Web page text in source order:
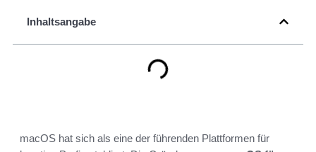
Inhaltsangabe
macOS hat sich als eine der führenden Plattformen für